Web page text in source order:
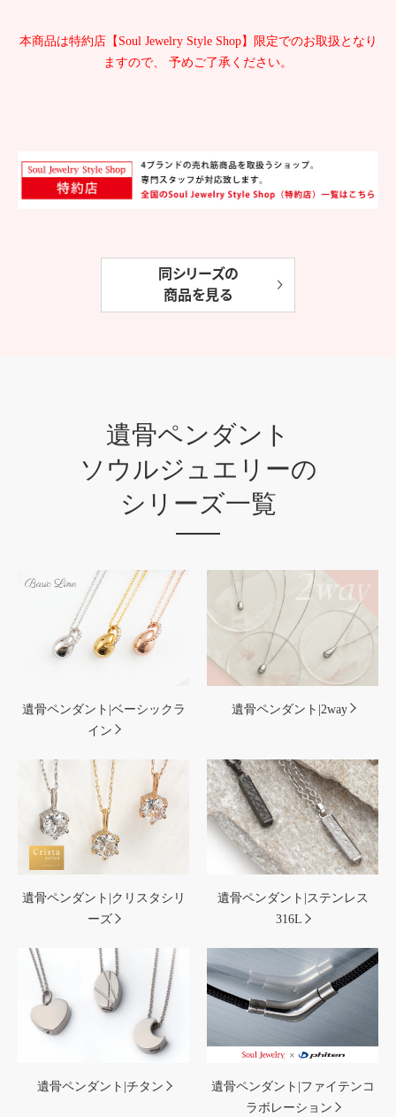
本商品は特約店【Soul Jewelry Style Shop】限定でのお取扱となり
ますので、 予めご了承ください。
同シリーズの
商品を見る
遺骨ペンダント
ソウルジュエリーの
シリーズ一覧
遺骨ペンダント|ベーシックラ
イン
遺骨ペンダント|2way
遺骨ペンダント|クリスタシリ
ーズ
遺骨ペンダント|ステンレス
316L
遺骨ペンダント|チタン
遺骨ペンダント|ファイテンコ
ラボレーション